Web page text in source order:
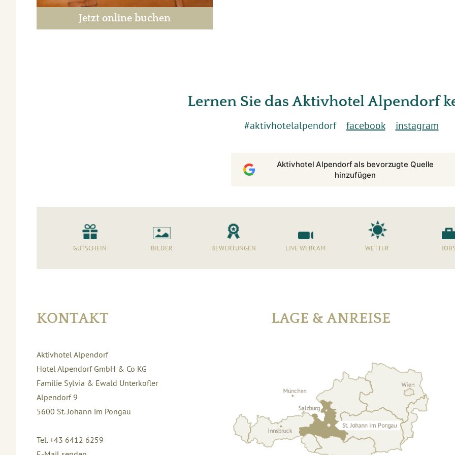
Jetzt online buchen
Lernen Sie das Aktivhotel Alpendorf
#aktivhotelalpendorf facebook instagram
Aktivhotel Alpendorf als bevorzugte Quelle
hinzufügen
GUTSCHEIN BILDER BEWERTUNGEN LIVE WEBCAM WETTER
KONTAKT
Aktivhotel Alpendorf
Hotel Alpendorf GmbH & Co KG
Familie Sylvia & Ewald Unterkofler
Alpendorf 9
5600 St. Johann im Pongau
Tel. +43 6412 6259
LAGE & ANREISE